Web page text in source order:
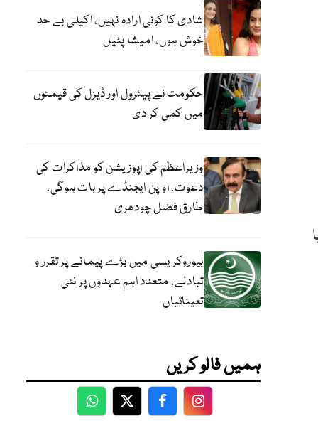
شادی کا کوئی ارادہ نہیں، اکیلی بے حد
خوش ہوں، امیشا پٹیل
حکومت نے پیٹرول اور ڈیزل کی قیمتوں
میں کمی کر دی
وزیراعظم کی اپوزیشن کو مذاکرات کی
دعوت، اوپن ایجنڈے پر بات ہوگی،
طارق فضل چودھری
بیوروکریسی میں بڑے پیمانے پر تقرر و
تبادلے، متعدد اہم عہدوں پر نئی
تعیناتیاں
ہمیں فالو کریں
WhatsApp
TwitterFacebookFacebook